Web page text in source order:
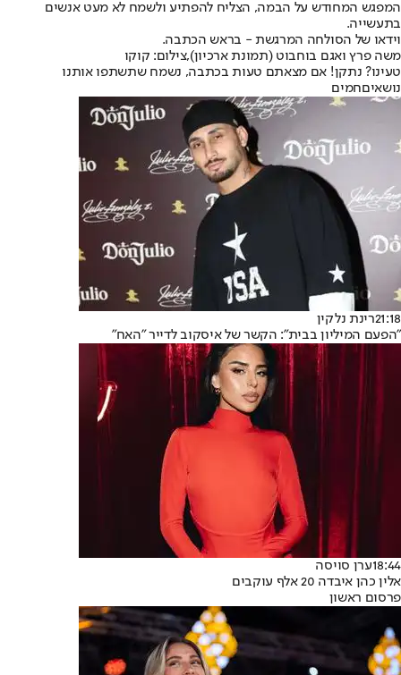
המפגש המחודש על הבמה, הצליח להפתיע ולשמח לא מעט אנשים
בתעשייה.
וידאו של הסולחה המרגשת - בראש הכתבה.
משה פרץ ואגם בוחבוט (תמונת ארכיון),צילום: קוקו
טעינו? נתקן! אם מצאתם טעות בכתבה, נשמח שתשתפו אותנו
נושאיםחמים
21:18רינת נלקין
"הפעם המיליון בבית": הקשר של איסקוב לדייר "האח"
18:44ערן סויסה
אלין כהן איבדה 20 אלף עוקבים
פרסום ראשון